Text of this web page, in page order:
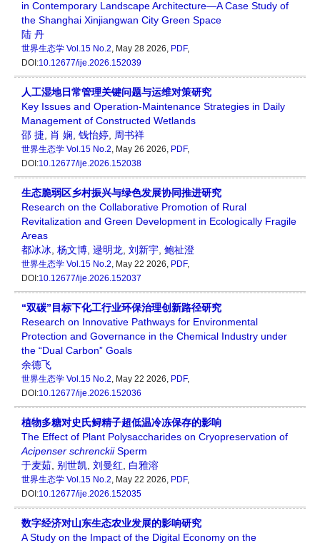
in Contemporary Landscape Architecture—A Case Study of
the Shanghai Xinjiangwan City Green Space
陆 丹
世界生态学 Vol.15 No.2, May 28 2026, PDF,
DOI:10.12677/ije.2026.152039
人工湿地日常管理关键问题与运维对策研究
Key Issues and Operation-Maintenance Strategies in Daily
Management of Constructed Wetlands
邵 捷 肖 娴 钱怡婷 周书祥
世界生态学 Vol.15 No.2, May 26 2026, PDF,
DOI:10.12677/ije.2026.152038
生态脆弱区乡村振兴与绿色发展协同推进研究
Research on the Collaborative Promotion of Rural
Revitalization and Green Development in Ecologically Fragile
Areas
都冰冰 杨文博 逯明龙 刘新宇 鲍祉澄
世界生态学 Vol.15 No.2, May 22 2026, PDF,
DOI:10.12677/ije.2026.152037
“双碳”目标下化工行业环保治理创新路径研究
Research on Innovative Pathways for Environmental
Protection and Governance in the Chemical Industry under
the “Dual Carbon” Goals
余德飞
世界生态学 Vol.15 No.2, May 22 2026, PDF,
DOI:10.12677/ije.2026.152036
植物多糖对史氏鲟精子超低温冷冻保存的影响
The Effect of Plant Polysaccharides on Cryopreservation of
Acipenser schrenckiiSperm
于麦茹 别世凯 刘曼红 白雅溶
世界生态学 Vol.15 No.2, May 22 2026, PDF,
DOI:10.12677/ije.2026.152035
数字经济对山东生态农业发展的影响研究
A Study on the Impact of the Digital Economy on the